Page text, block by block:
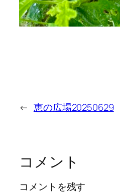
← 恵の広場20250629
コメント
コメントを残す